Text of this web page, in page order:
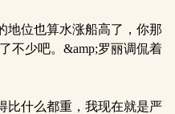
地位也算水涨船高了，你那
不少吧。&amp;罗丽调侃着
比什么都重，我现在就是严